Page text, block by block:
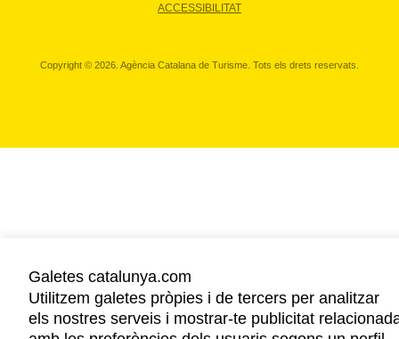
ACCESSIBILITAT
Copyright © 2026. Agència Catalana de Turisme. Tots els drets reservats.
Galetes catalunya.com
Utilitzem galetes pròpies i de tercers per analitzar
els nostres serveis i mostrar-te publicitat